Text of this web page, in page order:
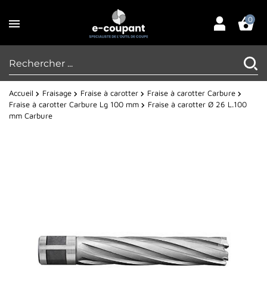
0
Accueil Fraisage Fraise à carotter
Fraise à carotter Carbure
Fraise à carotter Carbure Lg 100 mm
Fraise à carotter Ø 26 L.100
mm Carbure